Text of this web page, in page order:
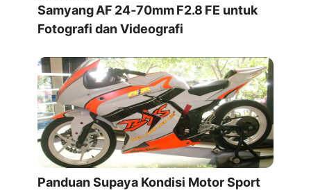
Samyang AF 24‑70mm F2.8 FE untuk
Fotografi dan Videografi
Panduan Supaya Kondisi Motor Sport